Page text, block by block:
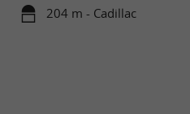
204 m - Cadillac